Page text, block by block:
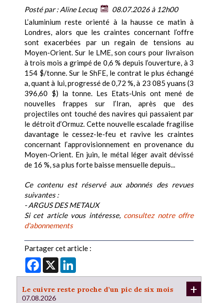
Posté par :Aline Lecuq
08.07.2026 à 12h00
L’aluminium reste orienté à la hausse ce matin à
Londres, alors que les craintes concernant l’offre
sont exacerbées par un regain de tensions au
Moyen-Orient. Sur le LME, son cours pour livraison
à trois mois a grimpé de 0,6 % depuis l’ouverture, à 3
154 $/tonne. Sur le ShFE, le contrat le plus échangé
a, quant à lui, progressé de 0,72 %, à 23 085 yuans (3
396,60 $) la tonne. Les Etats-Unis ont mené de
nouvelles frappes sur l’Iran, après que des
projectiles ont touché des navires qui passaient par
le détroit d’Ormuz. Cette nouvelle escalade fragilise
davantage le cessez-le-feu et ravive les craintes
concernant l’approvisionnement en provenance du
Moyen-Orient. En juin, le métal léger avait dévissé
de 16 %, sa plus forte baisse mensuelle depuis...
Ce contenu est réservé aux abonnés des revues
suivantes :
- ARGUS DES METAUX
Si cet article vous intéresse, consultez notre offre
d'abonnements
Partager cet article :
Facebook
X
Le cuivre reste proche d’un pic de six mois
07.08.2026
+